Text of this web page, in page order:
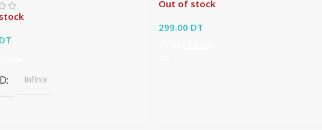
Infinix
Out of stock
299.00 DT